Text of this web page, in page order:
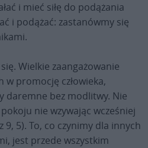
i mieć siłę do podążania
i podążać: zastanówmy się
Wielkie zaangażowanie
promocję człowieka,
daremne bez modlitwy. Nie
nie wzywając wcześniej
9, 5). To, co czynimy dla innych
jest przede wszystkim